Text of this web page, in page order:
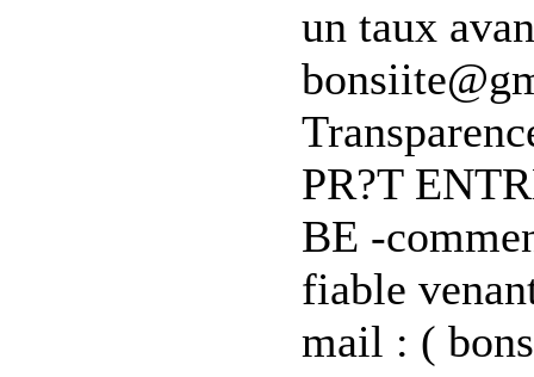
un taux
PR?T
BE -
fiable
mail : (